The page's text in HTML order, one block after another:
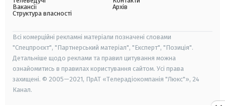
Вакансії
Структура власності
Архів
Всі комерційні рекламні матеріали позначені словами
"Спецпроєкт", "Партнерський матеріал", "Експерт", "Позиція".
Детальніше щодо реклами та правил цитування можна
ознайомитись в правилах користування сайтом. Усі права
захищені. © 2005—2021, ПрАТ «Телерадіокомпанія "Люкс"», 24
Канал.